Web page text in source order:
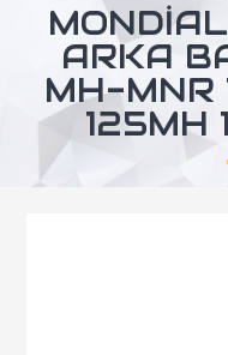
ARKA
MH-MNR
125MH